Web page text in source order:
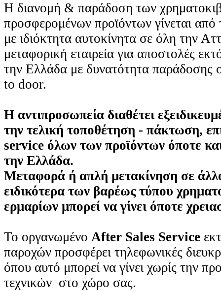
Η διανομή & παράδοση των
προσφερομένων προϊόντων γίνεται από
με ιδιόκτητα αυτοκίνητα σε όλη την
μεταφορική εταιρεία για αποστολές
την Ελλάδα με δυνατότητα παράδοσης
to door.
Η αντιπροσωπεία διαθέτει
την τελική τοποθέτηση - πάκτωση,
service όλων των προϊόντων όποτε
την Ελλάδα.
Μεταφορά ή απλή μετακίνηση σε
ειδικότερα των βαρέως τύπου
ερμαρίων μπορεί να γίνει όποτε
Το οργανωμένο After Sales Service
παροχών προσφέρει τηλεφωνικές
όπου αυτό μπορεί να γίνει χωρίς την
τεχνικών στο χώρο σας.